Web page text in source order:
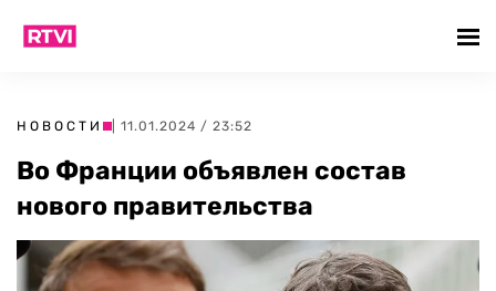
НОВОСТИ | 11.01.2024 / 23:52
Во Франции объявлен состав
нового правительства